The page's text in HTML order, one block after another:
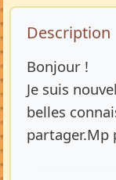
Description
Bonjour !
Je suis
belles
partager.Mp